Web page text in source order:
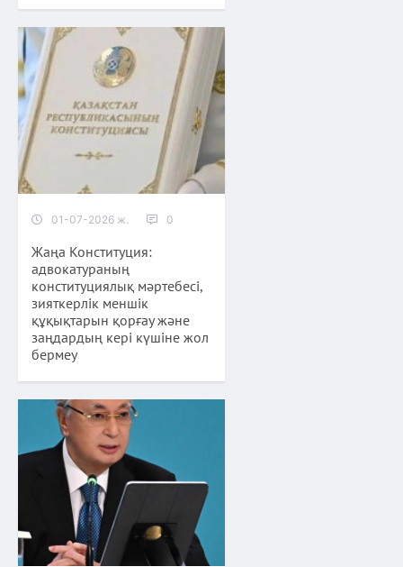
01-07-2026 ж. 0
Жаңа Конституция:
адвокатураның
конституциялық мәртебесі,
зияткерлік меншік
құқықтарын қорғау және
заңдардың кері күшіне жол
бермеу